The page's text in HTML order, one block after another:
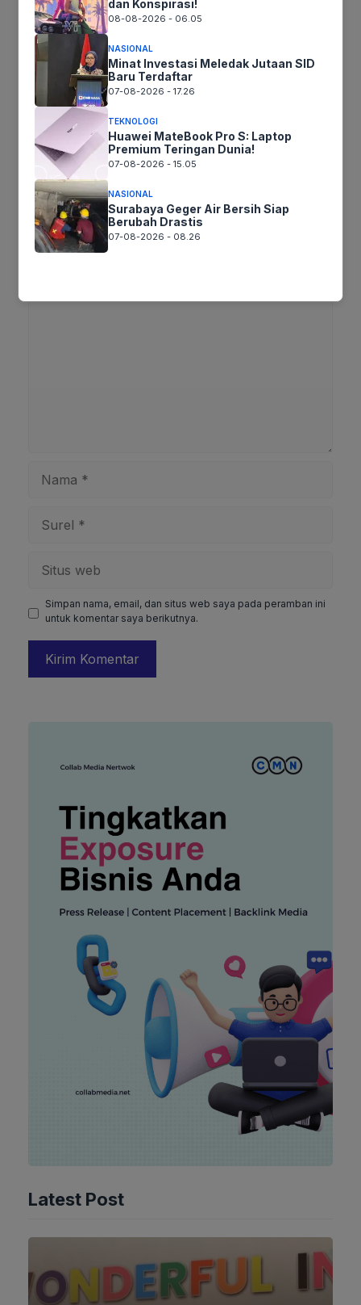
Jika keberatan atau harus diedit baik
Artikel maupun foto Silahkan
Terima Kasih
Tags:
Ikuti kami :
web
Simpan nama, email, dan situs web saya pada peramban ini
untuk komentar saya berikutnya.
Latest Post
dan Konspirasi!
08-08-2026 - 06.05
NASIONAL
Minat Investasi Meledak Jutaan SID
Baru Terdaftar
07-08-2026 - 17.26
TEKNOLOGI
Huawei MateBook Pro S: Laptop
Premium Teringan Dunia!
07-08-2026 - 15.05
NASIONAL
Surabaya Geger Air Bersih Siap
Berubah Drastis
07-08-2026 - 08.26